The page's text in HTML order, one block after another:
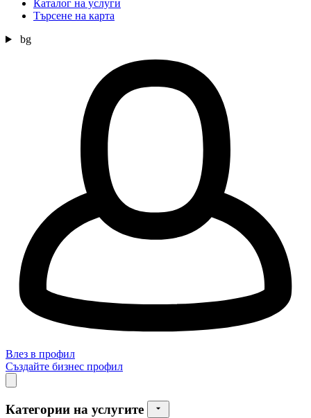
Каталог на услуги
Търсене на карта
bg
Влез в профил
Създайте бизнес профил
Категории на услугите